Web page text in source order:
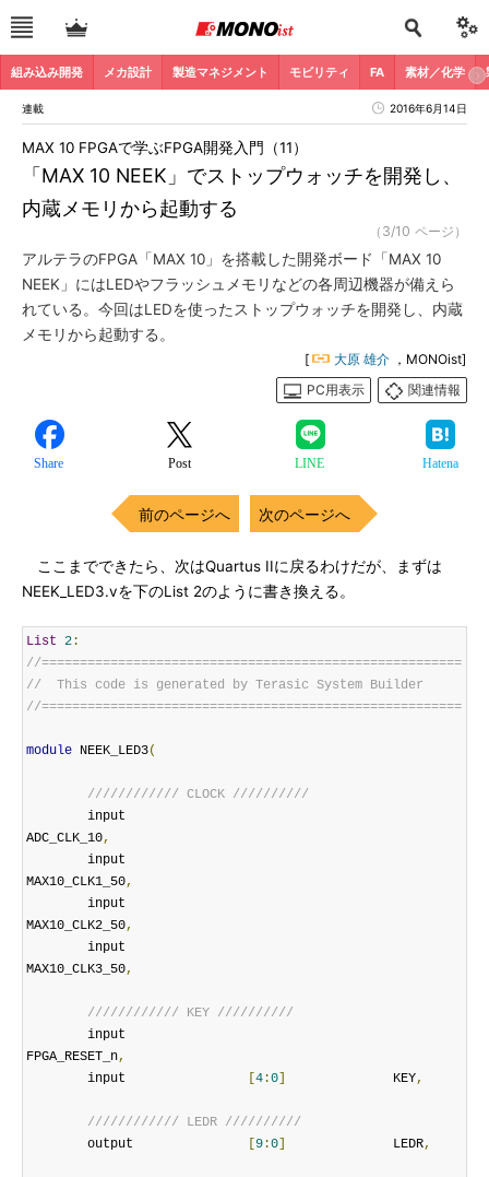
組み込み開発 メカ設計 製造マネジメント モビリティ FA 素材／化学
連載 2016年6月14日
「MAX 10 NEEK」でストップウォッチを開発し、
内蔵メモリから起動する
MAX 10 FPGAで学ぶFPGA開発入門（11）
（3/10 ページ）
アルテラのFPGA「MAX 10」を搭載した開発ボード「MAX 10
NEEK」にはLEDやフラッシュメモリなどの各周辺機器が備えら
れている。今回はLEDを使ったストップウォッチを開発し、内蔵
メモリから起動する。
[ 大原 雄介 ，MONOist]
PC用表示
関連情報
Share Post LINE Hatena
前のページへ 次のページへ
ここまでできたら、次はQuartus IIに戻るわけだが、まずは
NEEK_LED3.vを下のList 2のように書き換える。
List 2:
//=======================================================
//  This code is generated by Terasic System Builder
//=======================================================
module NEEK_LED3(
//////////// CLOCK //////////
ADC_CLK_10,
MAX10_CLK1_50,
MAX10_CLK2_50,
MAX10_CLK3_50,
//////////// KEY //////////
FPGA_RESET_n,
4:0
		KEY
,
//////////// LEDR //////////
9:0
		LEDR
,